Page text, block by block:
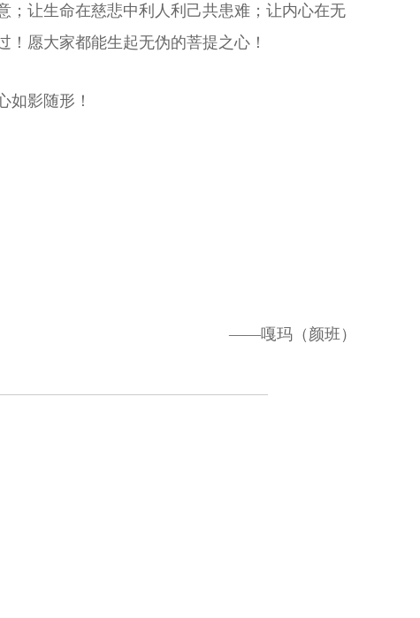
；让生命在慈悲中利人利己共患难；让内心在无
愿大家都能生起无伪的菩提之心！
如影随形！
——嘎玛（颜班）